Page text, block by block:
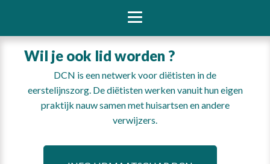
Wil je ook lid worden ?
DCN is een netwerk voor diëtisten in de
eerstelijnszorg. De diëtisten werken vanuit hun eigen
praktijk nauw samen met huisartsen en andere
verwijzers.